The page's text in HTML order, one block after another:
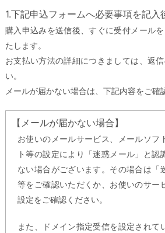
1.下記申込フォームへ必要事項を記入
購入申込みを送信後、すぐに受付メール
たします。
お支払い方法の詳細につきましては、返
い。
メールが届かない場合は、下記内容をご確
【メールが届かない場合】
お使いのメールサービス、メールソフ
ト等の設定により「迷惑メール」と認
ない場合がございます。その場合は「
等をご確認いただくか、お使いのサー
設定をご確認ください。
また、ドメイン指定受信を設定されて